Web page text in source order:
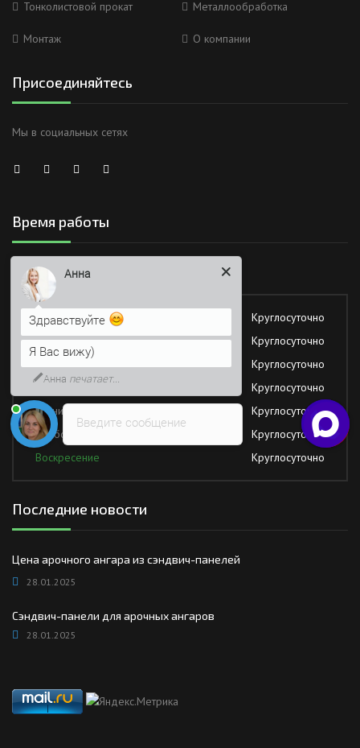
Тонколистовой прокат Металлообработка
Монтаж О компании
Присоединяйтесь
Мы в социальных сетях
Время работы
Работаем без обеда и выходных
Понедельник
Круглосуточно
Вторник
Круглосуточно
Среда
Круглосуточно
Четверг
Круглосуточно
Пятница
Круглосуточно
Суббота
Круглосуточно
Воскресение
Круглосуточно
Последние новости
Цена арочного ангара из сэндвич-панелей
28.01.2025
Сэндвич-панели для арочных ангаров
28.01.2025
Введите сообщение
Анна
Здравствуйте
Я Вас вижу)
Анна печатает...